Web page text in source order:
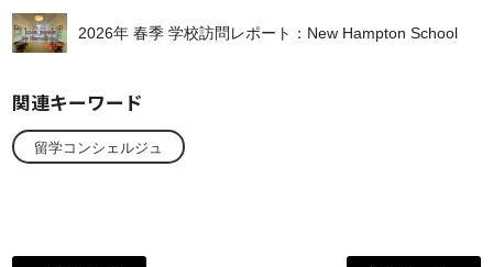
2026年 春季 学校訪問レポート：New Hampton School
関連キーワード
留学コンシェルジュ